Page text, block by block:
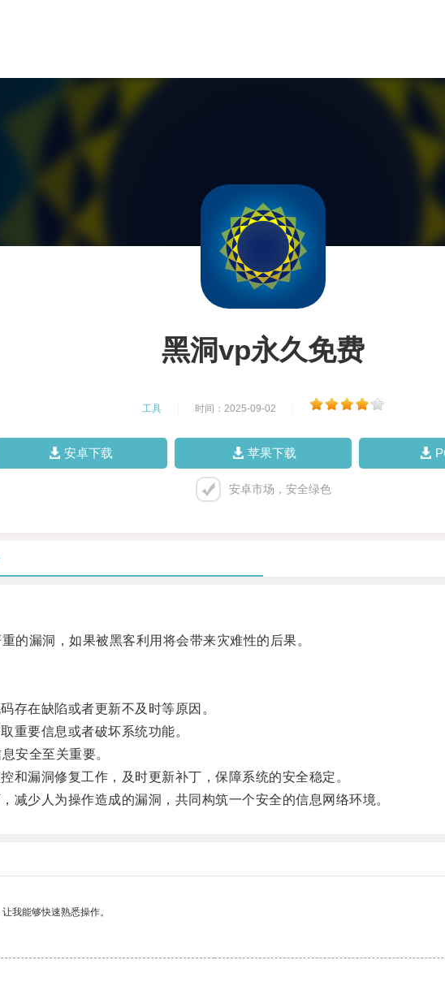
黑洞vp永久免费
工具 时间：2025-09-02
安卓下载 苹果下载
安卓市场，安全绿色
漏洞，如果被黑客利用将会带来灾难性的后果。
在缺陷或者更新不及时等原因。
要信息或者破坏系统功能。
安全至关重要。
漏洞修复工作，及时更新补丁，保障系统的安全稳定。
少人为操作造成的漏洞，共同构筑一个安全的信息网络环境。
我能够快速熟悉操作。